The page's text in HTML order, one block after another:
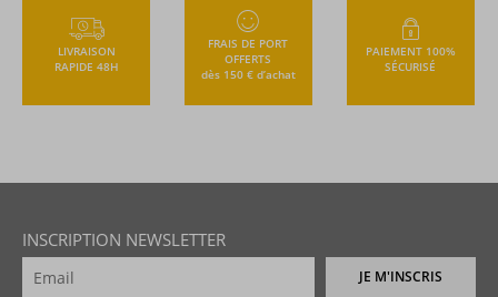
LIVRAISON
RAPIDE 48H
FRAIS DE PORT
OFFERTS
dès 150 € d’achat
PAIEMENT 100%
SÉCURISÉ
INSCRIPTION NEWSLETTER
JE M'INSCRIS